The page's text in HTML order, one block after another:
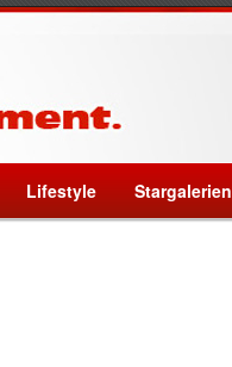
Lifestyle Stargalerien